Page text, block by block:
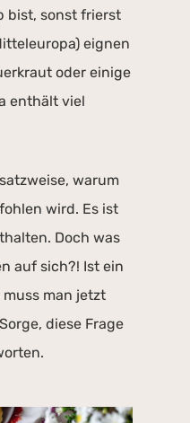
bist, sonst frierst
eignen
oder einige
enthält viel
warum
wird. Es ist
Doch was
auf sich?! Ist ein
man jetzt
diese Frage